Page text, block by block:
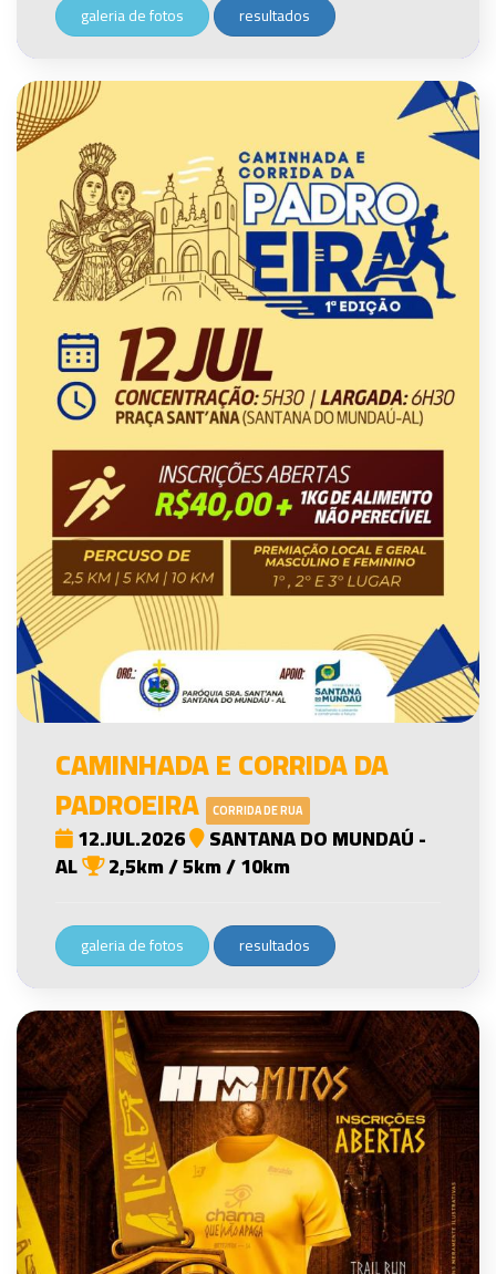
galeria de fotos resultados
CAMINHADA E CORRIDA DA
PADROEIRA CORRIDA DE RUA
12.JUL.2026 SANTANA DO MUNDAÚ -
AL 2,5km / 5km / 10km
galeria de fotos resultados